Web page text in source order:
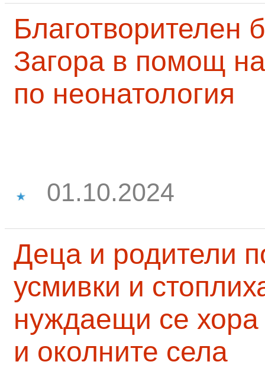
Благотворителен
Загора в помощ
по неонатология
01.10.2024
Деца и родители
усмивки и
нуждаещи се
и околните села